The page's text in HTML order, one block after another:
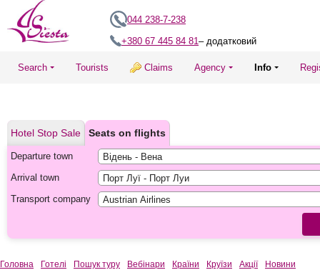
044 238-7-238
+380 67 445 84 81– додатковий
Search Tourists Claims Agency Info
Hotel Stop Sale Seats on flights
Departure town
Arrival town
Transport company
Головна Готелі Пошук туру Вебінари Країни Круїзи Акції Новини